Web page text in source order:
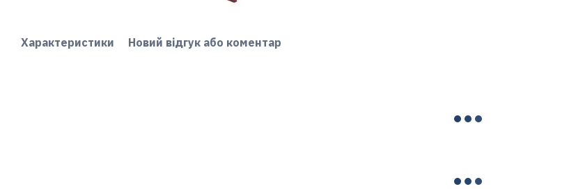
Характеристики Новий відгук або коментар